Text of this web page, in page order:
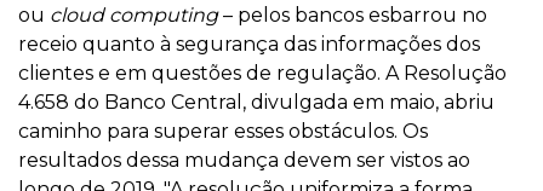
ou cloud computing– pelos bancos esbarrou no
receio quanto à segurança das informações dos
clientes e em questões de regulação. A Resolução
4.658 do Banco Central, divulgada em maio, abriu
caminho para superar esses obstáculos. Os
resultados dessa mudança devem ser vistos ao